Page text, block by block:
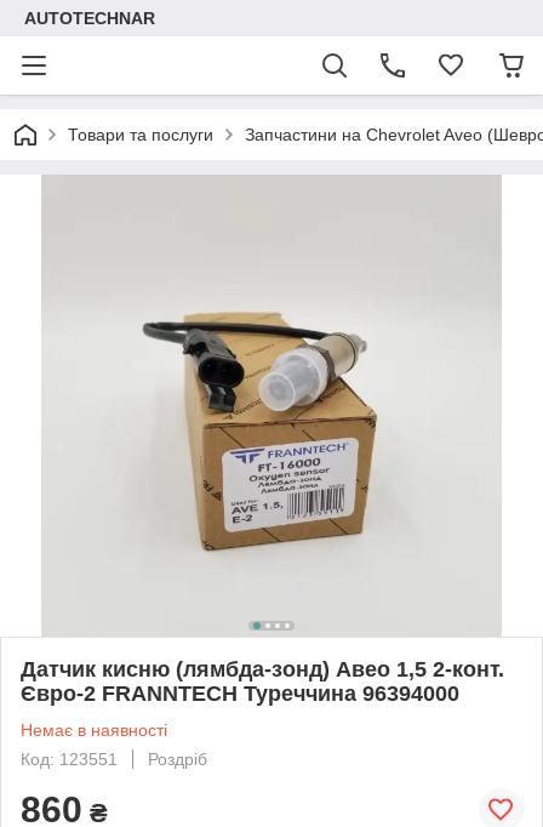
AUTOTECHNAR
Товари та послуги Запчастини на Chevrolet Aveo
Датчик кисню (лямбда-зонд) Авео 1,5 2-конт.
Євро-2 FRANNTECH Туреччина 96394000
Немає в наявності
Код: 123551
Роздріб
860 ₴